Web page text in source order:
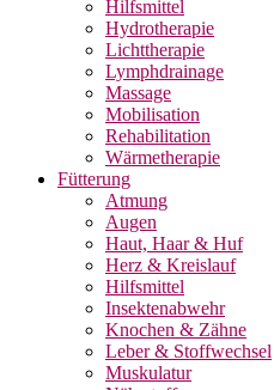
Hilfsmittel
Hydrotherapie
Lichttherapie
Lymphdrainage
Massage
Mobilisation
Rehabilitation
Wärmetherapie
Fütterung
Atmung
Augen
Haut, Haar & Huf
Herz & Kreislauf
Hilfsmittel
Insektenabwehr
Knochen & Zähne
Leber & Stoffwechsel
Muskulatur